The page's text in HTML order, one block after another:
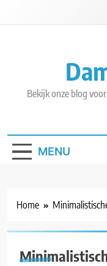
Bekijk onze blog
MENU
Home